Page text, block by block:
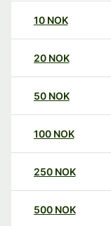
10 NOK
20 NOK
50 NOK
100 NOK
250 NOK
500 NOK